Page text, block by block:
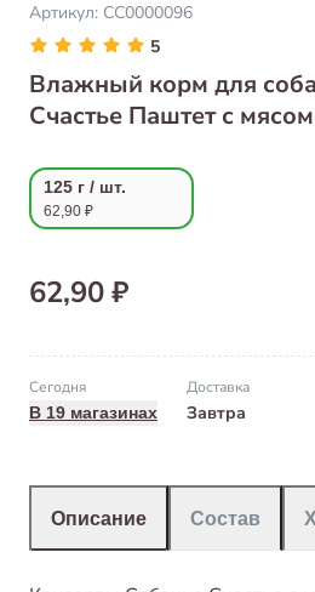
Артикул: СС0000096
5
Влажный корм для
Счастье Паштет с
125 г / шт.
62,90 ₽
62,90 ₽
Сегодня
В 19 магазинах
Доставка
Завтра
Описание Состав